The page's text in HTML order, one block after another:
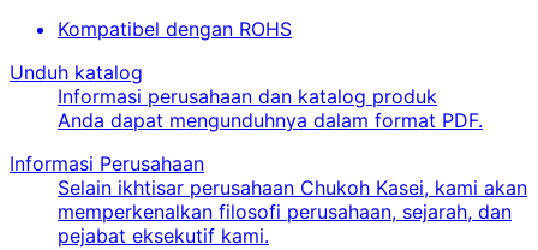
Kompatibel dengan ROHS
Unduh katalog
Informasi perusahaan dan katalog produk
Anda dapat mengunduhnya dalam format PDF.
Informasi Perusahaan
Selain ikhtisar perusahaan Chukoh Kasei, kami akan
memperkenalkan filosofi perusahaan, sejarah, dan
pejabat eksekutif kami.